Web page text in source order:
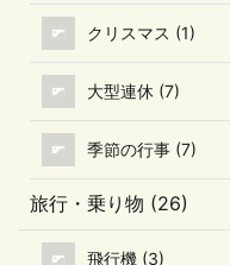
クリスマス (1)
大型連休 (7)
季節の行事 (7)
旅行・乗り物 (26)
飛行機 (3)